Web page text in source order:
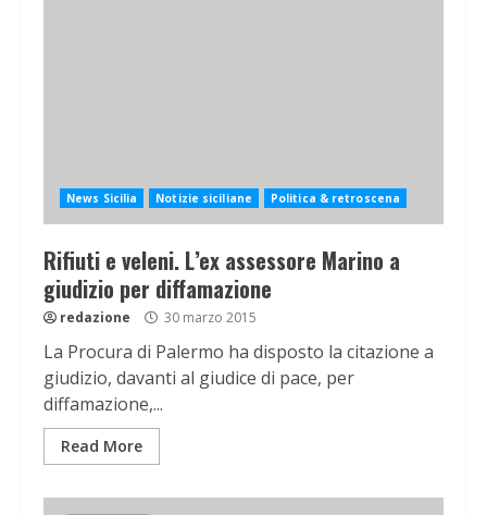
News Sicilia Notizie siciliane Politica & retroscena
Rifiuti e veleni. L’ex assessore Marino a
giudizio per diffamazione
redazione 30 marzo 2015
La Procura di Palermo ha disposto la citazione a
giudizio, davanti al giudice di pace, per
diffamazione,...
Read More